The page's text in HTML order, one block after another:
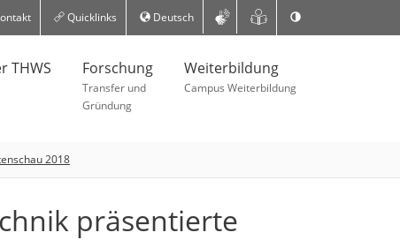
Quicklinks Deutsch
THWS Forschung
Transfer und
Gründung
Weiterbildung
Campus Weiterbildung
2018
präsentierte